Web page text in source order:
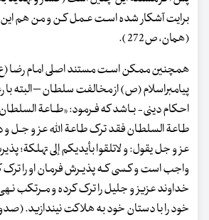
برایت آشکار شده اسـت عـمل کـن و من هم این
(همان، ص272 ).
همچنین ممکن اسـت مستند اصلی امام رضا
پیامبراسلام (ص) از مخالفت سلطان – البته با
احکام دینی- بـاشد که فـرمود: «طـاعة
طاعة السلطان فقد ترک طاعة اللّه عز و جـل و
عز و جل یقول: و لاتلقوا بأیدیکم إلی تهلکة؛
واجب است و کـسی کـه پذیـرش فرمان او را
خداوند عزیز و جلیل را ترک کرده و مـرتکب